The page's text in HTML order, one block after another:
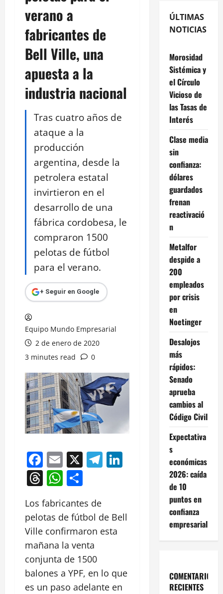
verano a
fabricantes de
Bell Ville, una
apuesta a la
industria nacional
Tras cuatro años de
ataque a la
producción
argentina, desde la
petrolera estatal
invirtieron en el
desarrollo de una
fábrica cordobesa, le
compraron 1500
pelotas de fútbol
para el verano.
+ Seguir en Google
Equipo Mundo Empresarial
2 de enero de 2020
3 minutes read
0
Facebook
Email
X Telegram
LinkedIn
Threads
WhatsApp
Los fabricantes de
pelotas de fútbol de Bell
Ville confirmaron esta
mañana la venta
conjunta de 1500
balones a YPF, en lo que
es un paso adelante en
ÚLTIMAS
NOTICIAS
Morosidad
Sistémica y
el Círculo
Vicioso de
las Tasas de
Interés
Clase media
sin
confianza:
dólares
guardados
frenan
reactivació
n
Metalfor
despide a
200
empleados
por crisis
en
Noetinger
Desalojos
más
rápidos:
Senado
aprueba
cambios al
Código Civil
Expectativa
s
económicas
2026: caída
de 10
puntos en
confianza
empresarial
COMENTARIOS
RECIENTES